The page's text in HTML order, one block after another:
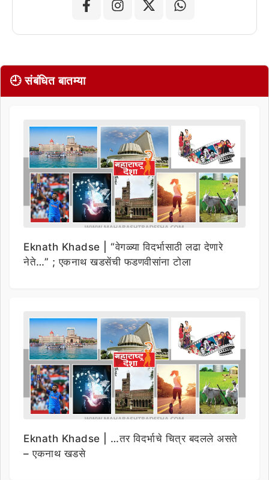
🕘 संबंधित बातम्या
Eknath Khadse | “वेगळ्या विदर्भासाठी लढा देणारे
नेते…” ; एकनाथ खडसेंची फडणवीसांना टोला
Eknath Khadse | …तर विदर्भाचे चित्र बदलले असते
– एकनाथ खडसे